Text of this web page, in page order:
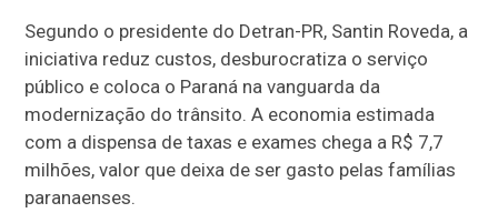
Segundo o presidente do Detran-PR, Santin Roveda, a
iniciativa reduz custos, desburocratiza o serviço
público e coloca o Paraná na vanguarda da
modernização do trânsito. A economia estimada
com a dispensa de taxas e exames chega a R$ 7,7
milhões, valor que deixa de ser gasto pelas famílias
paranaenses.